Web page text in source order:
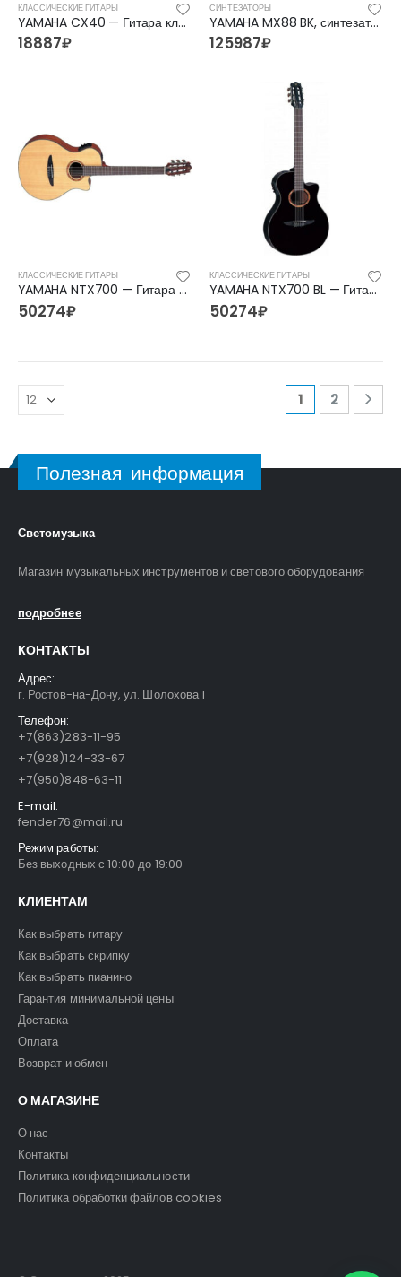
КЛАССИЧЕСКИЕ ГИТАРЫ
YAMAHA CX40 — Гитара классическая со звукоснимателем Ямаха
18887₽
СИНТЕЗАТОРЫ
YAMAHA MX88 BK, синтезатор
125987₽
КЛАССИЧЕСКИЕ ГИТАРЫ
YAMAHA NTX700 — Гитара классическая со звукоснимателем Ямаха
50274₽
КЛАССИЧЕСКИЕ ГИТАРЫ
YAMAHA NTX700 BL — Гитара классическая со звукоснимателем Ямаха
50274₽
1 2
Полезная информация
Светомузыка
Магазин музыкальных инструментов и светового оборудования
подробнее
КОНТАКТЫ
Адрес:
г. Ростов-на-Дону, ул. Шолохова 1
Телефон:
+7(863)283-11-95
+7(928)124-33-67
+7(950)848-63-11
E-mail:
fender76@mail.ru
Режим работы:
Без выходных с 10:00 до 19:00
КЛИЕНТАМ
Как выбрать гитару
Как выбрать скрипку
Как выбрать пианино
Гарантия минимальной цены
Доставка
Оплата
Возврат и обмен
О МАГАЗИНЕ
О нас
Контакты
Политика конфиденциальности
Политика обработки файлов cookies